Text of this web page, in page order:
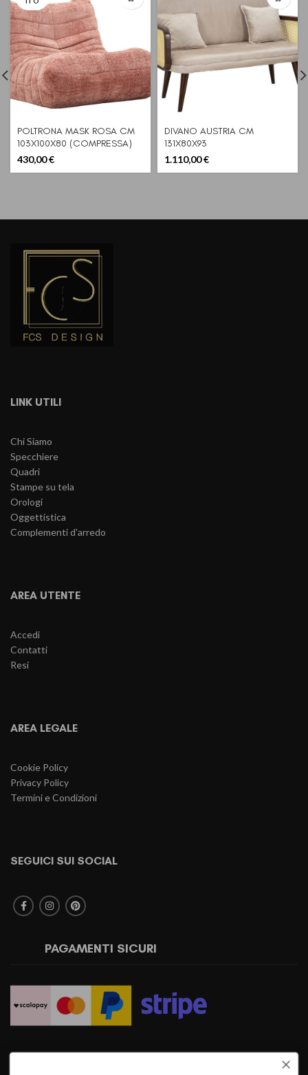
POLTRONA MASK ROSA CM
103X100X80 (COMPRESSA)
430,00€
DIVANO AUSTRIA CM
131X80X93
1.110,00€
LINK UTILI
Chi Siamo
Specchiere
Quadri
Stampe su tela
Orologi
Oggettistica
Complementi d'arredo
AREA UTENTE
Accedi
Contatti
Resi
AREA LEGALE
Cookie Policy
Privacy Policy
Termini e Condizioni
SEGUICI SUI SOCIAL
PAGAMENTI SICURI